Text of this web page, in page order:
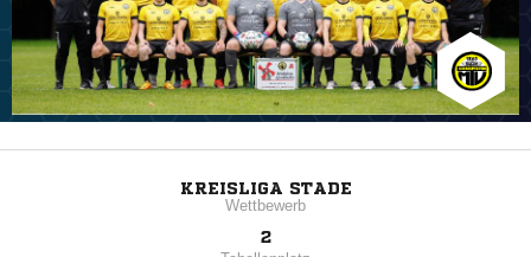
KREISLIGA STADE
Wettbewerb
2